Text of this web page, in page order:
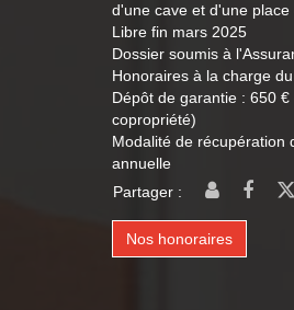
d'une cave et d'une place
Libre fin mars 2025
Dossier soumis à
Honoraires à la charge
Dépôt de garantie : 650
copropriété)
Modalité de récupération
annuelle
Partager :
Nos honoraires